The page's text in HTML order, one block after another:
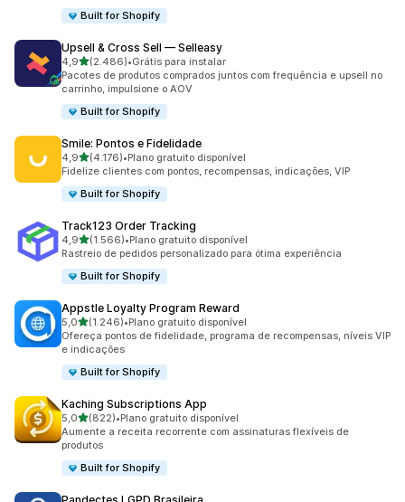
Built for Shopify
Upsell & Cross Sell — Selleasy
4,9de 5 estrelas
(2.486)
2486 avaliações ao todo
•Grátis para instalar
Pacotes de produtos comprados juntos com frequência e upsell no
carrinho, impulsione o AOV
Built for Shopify
Smile: Pontos e Fidelidade
4,9de 5 estrelas
(4.176)
4176 avaliações ao todo
•Plano gratuito disponível
Fidelize clientes com pontos, recompensas, indicações, VIP
Built for Shopify
Track123 Order Tracking
4,9de 5 estrelas
(1.566)
1566 avaliações ao todo
•Plano gratuito disponível
Rastreio de pedidos personalizado para ótima experiência
Built for Shopify
Appstle Loyalty Program Reward
5,0de 5 estrelas
(1.246)
1246 avaliações ao todo
•Plano gratuito disponível
Ofereça pontos de fidelidade, programa de recompensas, níveis VIP
e indicações
Built for Shopify
Kaching Subscriptions App
5,0de 5 estrelas
(822)
822 avaliações ao todo
•Plano gratuito disponível
Aumente a receita recorrente com assinaturas flexíveis de
produtos
Built for Shopify